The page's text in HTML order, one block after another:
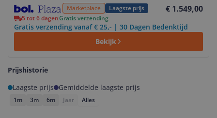
Marketplace Laagste prijs € 1.549,00
5 tot 6 dagenGratis verzending
Gratis verzending vanaf € 25,- | 30 Dagen Bedenktijd
Bekijk
Prijshistorie
Laagste prijs
Gemiddelde laagste prijs
1m 3m 6m Jaar Alles